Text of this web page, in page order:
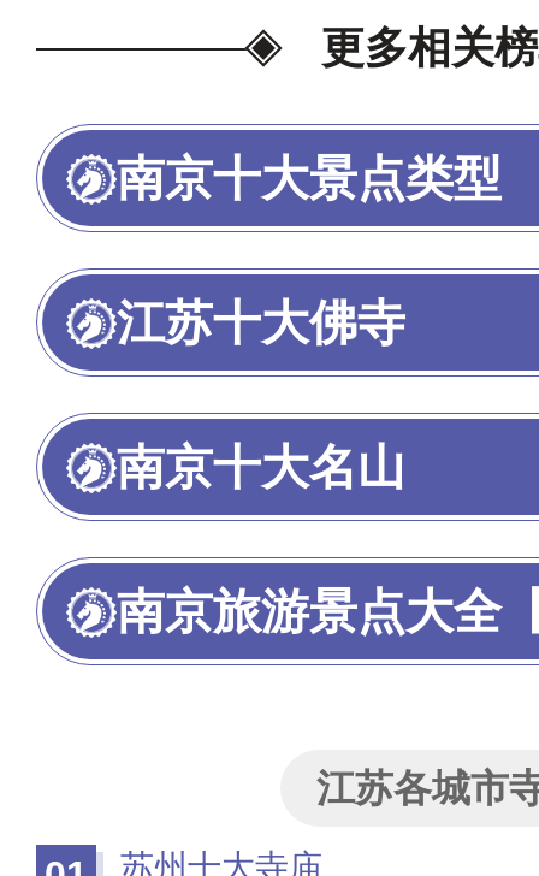
的人数、网络十大排行情况等
止至2025年9月25日，如有疑
交流。为我喜欢的投票>>
更多相关
南京十大景点类型
江苏十大佛寺
南京十大名山
南京旅游景点大全【
江苏各城市
苏州十大寺庙